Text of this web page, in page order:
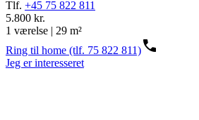
Tlf. +45 75 822 811
5.800 kr.
1 værelse | 29 m²
Ring til home (tlf. 75 822 811)
Jeg er interesseret